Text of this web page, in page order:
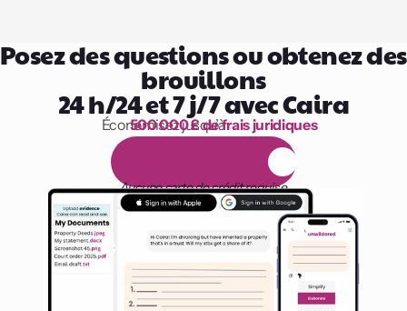
Posez des questions ou obtenez des
brouillons
24 h/24 et 7 j/7 avec Caira
1 000 heures de lecture
Économisez jusqu’à
500 000 £ de frais juridiques
E s
Aucune carte de crédit requise